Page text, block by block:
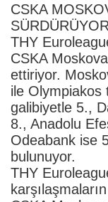
CSKA
SÜRDÜRÜYOR
THY
CSKA
ettiriyor.
ile Olympiakos
galibiyetle 5.,
8., Anadolu
Odeabank ise
bulunuyor.
THY